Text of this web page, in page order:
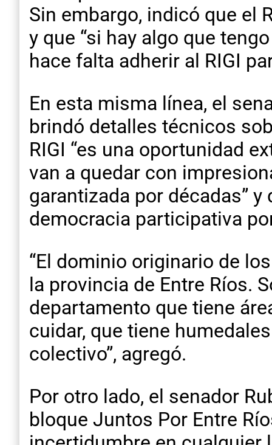
Sin embargo, indicó que el
y que “si hay algo que
hace falta adherir al RIGI
En esta misma línea, el
brindó detalles técnicos
RIGI “es una oportunidad
van a quedar con
garantizada por décadas”
democracia participativa
“El dominio originario de
la provincia de Entre Ríos.
departamento que tiene
cuidar, que tiene
colectivo”, agregó.
Por otro lado, el senador
bloque Juntos Por Entre